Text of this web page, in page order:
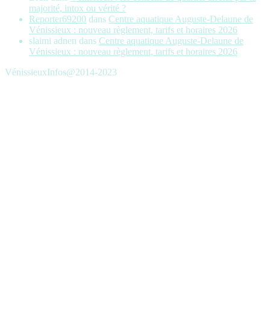
majorité, intox ou vérité ?
Reporter69200 dans Centre aquatique Auguste-Delaune de
Vénissieux : nouveau règlement, tarifs et horaires 2026
slaimi adnen dans Centre aquatique Auguste-Delaune de
Vénissieux : nouveau règlement, tarifs et horaires 2026
VénissieuxInfos@2014-2023